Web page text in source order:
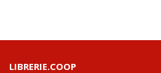
LIBRERIE.COOP